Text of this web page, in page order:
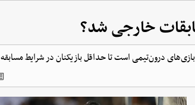
خارجی شد؟
درون‌تیمی است تا حداقل بازیکنان در شرایط مسابقه